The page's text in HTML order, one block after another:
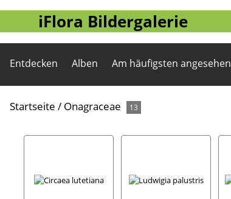
iFlora Bildergalerie
Entdecken Alben Am häufigsten angesehen
Startseite / Onagraceae 13